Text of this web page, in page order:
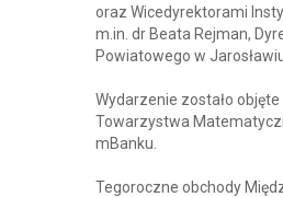
oraz Wicedyrektorami
m.in. dr Beata Rejman,
Powiatowego w
Wydarzenie zostało
Towarzystwa
mBanku.
Tegoroczne obchody